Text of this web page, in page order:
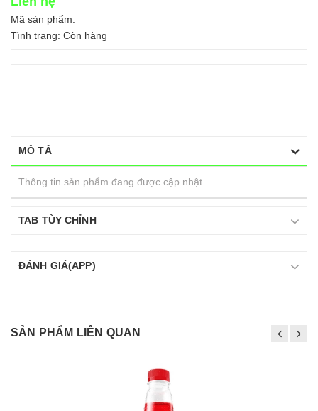
Mã sản phẩm:
Tình trạng: Còn hàng
MÔ TẢ
Thông tin sản phẩm đang được cập nhật
TAB TÙY CHỈNH
ĐÁNH GIÁ(APP)
SẢN PHẨM LIÊN QUAN